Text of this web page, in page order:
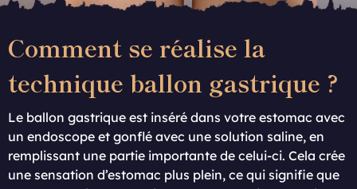
Comment se réalise la
technique ballon gastrique ?
Le ballon gastrique est inséré dans votre estomac avec
un endoscope et gonflé avec une solution saline, en
remplissant une partie importante de celui-ci. Cela crée
une sensation d’estomac plus plein, ce qui signifie que